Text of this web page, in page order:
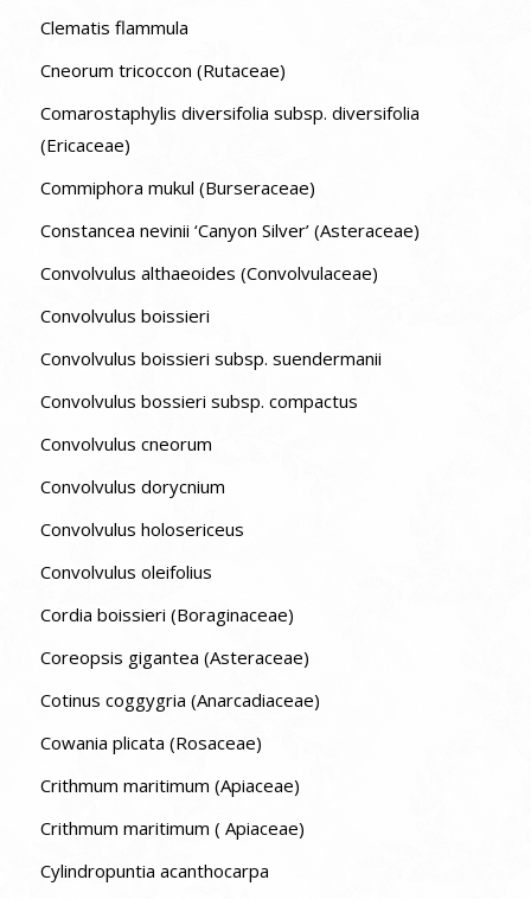
Clematis flammula
Cneorum tricoccon (Rutaceae)
Comarostaphylis diversifolia subsp. diversifolia
(Ericaceae)
Commiphora mukul (Burseraceae)
Constancea nevinii ‘Canyon Silver’ (Asteraceae)
Convolvulus althaeoides (Convolvulaceae)
Convolvulus boissieri
Convolvulus boissieri subsp. suendermanii
Convolvulus bossieri subsp. compactus
Convolvulus cneorum
Convolvulus dorycnium
Convolvulus holosericeus
Convolvulus oleifolius
Cordia boissieri (Boraginaceae)
Coreopsis gigantea (Asteraceae)
Cotinus coggygria (Anarcadiaceae)
Cowania plicata (Rosaceae)
Crithmum maritimum (Apiaceae)
Crithmum maritimum ( Apiaceae)
Cylindropuntia acanthocarpa